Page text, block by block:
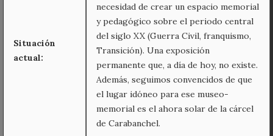
Situación
actual:
necesidad de crear un espacio memorial
y pedagógico sobre el periodo central
del siglo XX (Guerra Civil, franquismo,
Transición). Una exposición
permanente que, a día de hoy, no existe.
Además, seguimos convencidos de que
el lugar idóneo para ese museo-
memorial es el ahora solar de la cárcel
de Carabanchel.